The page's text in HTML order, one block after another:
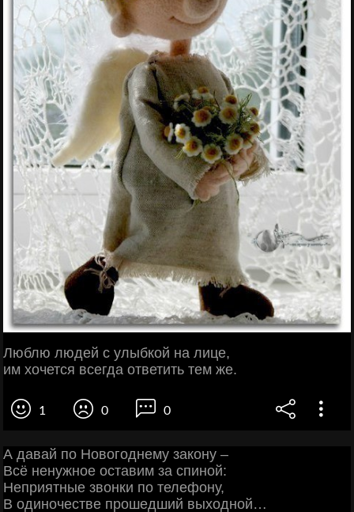
Люблю людей с улыбкой на лице,
им хочется всегда ответить тем же.
1 0 0
А давай по Новогоднему закону –
Всё ненужное оставим за спиной:
Неприятные звонки по телефону,
В одиночестве прошедший выходной…